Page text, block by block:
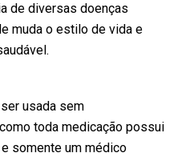
de diversas doenças
muda o estilo de vida e
usada sem
toda medicação possui
somente um médico